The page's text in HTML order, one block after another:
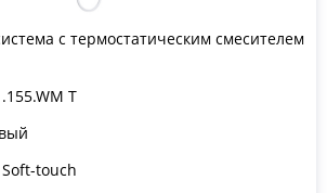
с термостатическим смесителем
T
touch